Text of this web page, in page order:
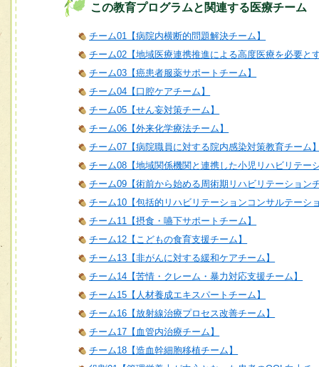
この教育プログラムと関連する医療チーム
チーム01【病院内横断的問題解決チーム】
チーム02【地域医療連携推進による高度医療を必要と
チーム03【癌患者服薬サポートチーム】
チーム04【口腔ケアチーム】
チーム05【せん妄対策チーム】
チーム06【外来化学療法チーム】
チーム07【病院職員に対する院内感染対策教育チーム
チーム08【地域関係機関と連携した小児リハビリテー
チーム09【術前から始める周術期リハビリテーション
チーム10【包括的リハビリテーションコンサルテーシ
チーム11【摂食・嚥下サポートチーム】
チーム12【こどもの食育支援チーム】
チーム13【非がんに対する緩和ケアチーム】
チーム14【苦情・クレーム・暴力対応支援チーム】
チーム15【人材養成エキスパートチーム】
チーム16【放射線治療プロセス改善チーム】
チーム17【血管内治療チーム】
チーム18【造血幹細胞移植チーム】